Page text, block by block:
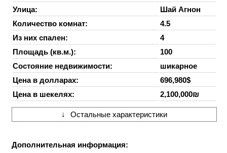
Улица:
Шай Агнон
Количество комнат:
4.5
Из них спален:
4
Площадь (кв.м.):
100
Состояние недвижимости:
шикарное
Цена в долларах:
696,980$
Цена в шекелях:
2,100,000₪
↓ Остальные характеристики
Дополнительная информация: